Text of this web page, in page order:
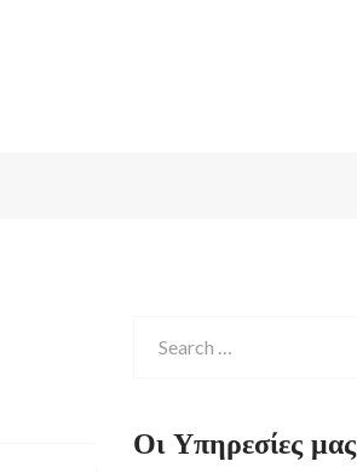
Οι Υπηρεσίες μας